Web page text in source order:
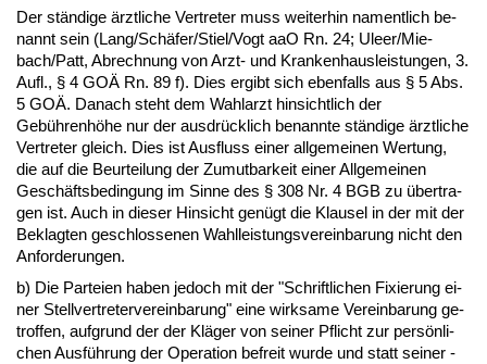
Der ständi­ge ärzt­li­che Ver­tre­ter muss wei­ter­hin na­ment­lich be­
nannt sein (Lang/Schäfer/Sti­el/Vogt aaO Rn. 24; Uleer/Mie­
bach/Patt, Ab­rech­nung von Arzt- und Kran­ken­haus­leis­tun­gen, 3.
Aufl., § 4 GOÄ Rn. 89 f). Dies er­gibt sich eben­falls aus § 5 Abs.
5 GOÄ. Da­nach steht dem Wahl­arzt hin­sicht­lich der
Gebührenhöhe nur der aus­drück­lich be­nann­te ständi­ge ärzt­li­che
Ver­tre­ter gleich. Dies ist Aus­fluss ei­ner all­ge­mei­nen Wer­tung,
die auf die Be­ur­tei­lung der Zu­mut­bar­keit ei­ner All­ge­mei­nen
Geschäfts­be­din­gung im Sin­ne des § 308 Nr. 4 BGB zu über­tra­
gen ist. Auch in die­ser Hin­sicht genügt die Klau­sel in der mit der
Be­klag­ten ge­schlos­se­nen Wahl­leis­tungs­ver­ein­ba­rung nicht den
An­for­de­run­gen.
b) Die Par­tei­en ha­ben je­doch mit der "Schrift­li­chen Fi­xie­rung ei­
ner Stell­ver­tre­ter­ver­ein­ba­rung" ei­ne wirk­sa­me Ver­ein­ba­rung ge­
trof­fen, auf­grund der der Kläger von sei­ner Pflicht zur persönli­
chen Ausführung der Ope­ra­ti­on be­freit wur­de und statt sei­ner -